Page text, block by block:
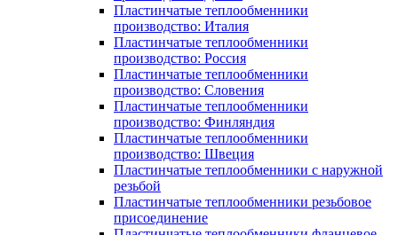
Пластинчатые теплообменники
производство: Италия
Пластинчатые теплообменники
производство: Россия
Пластинчатые теплообменники
производство: Словения
Пластинчатые теплообменники
производство: Финляндия
Пластинчатые теплообменники
производство: Швеция
Пластинчатые теплообменники с наружной
резьбой
Пластинчатые теплообменники резьбовое
присоединение